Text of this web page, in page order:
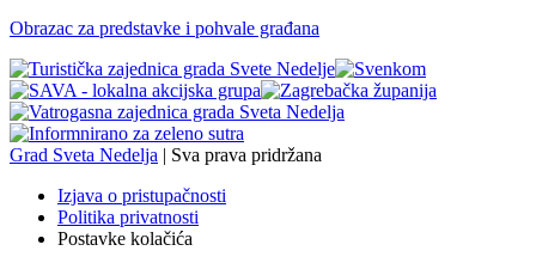
Obrazac za predstavke i pohvale građana
Grad Sveta Nedelja | Sva prava pridržana
Izjava o pristupačnosti
Politika privatnosti
Postavke kolačića